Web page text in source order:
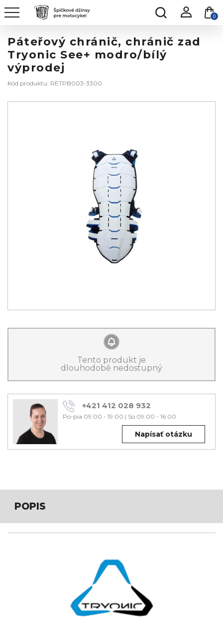
0
Páteřový chránič, chránič zad
Tryonic See+ modro/bílý
výprodej
Kód produktu: RETPB003-3300
Tento produkt je
dlouhodobě nedostupný
+421 412 028 932
Po-pia 09:00 - 19:00 | So 09:00 - 16:00
Napísať otázku
POPIS